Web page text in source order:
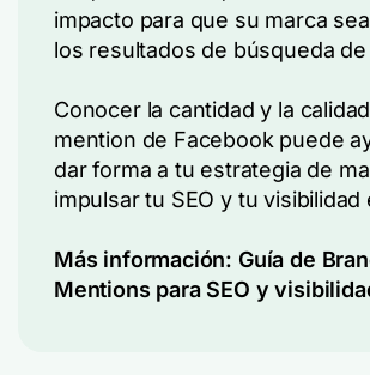
impacto para que su marca
los resultados de búsqueda de
Conocer la cantidad y la
mention de Facebook puede
dar forma a tu estrategia de
impulsar tu SEO y tu visibilidad
Más información: Guía de
Mentions para SEO y